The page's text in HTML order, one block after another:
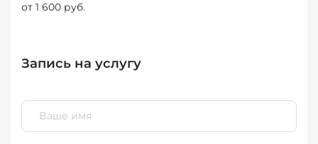
от 1 600 руб.
Запись на услугу